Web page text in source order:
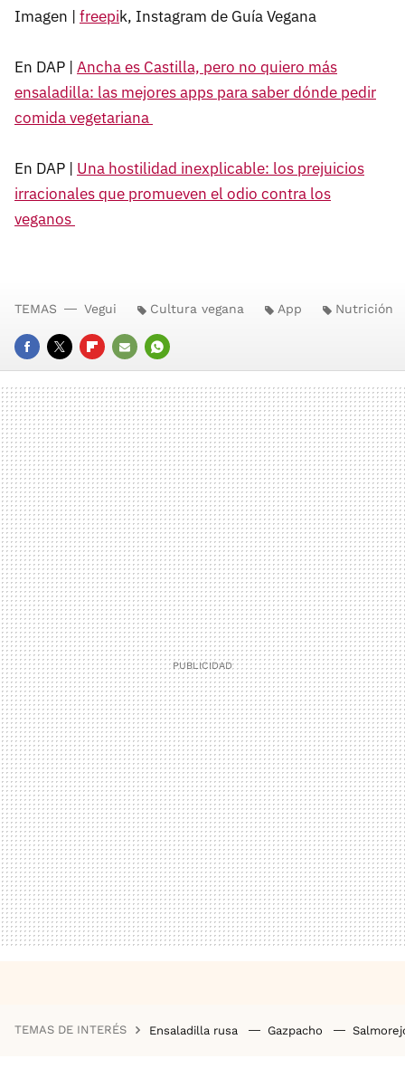
Imagen | freepik, Instagram de Guía Vegana
En DAP | Ancha es Castilla, pero no quiero más
ensaladilla: las mejores apps para saber dónde pedir
comida vegetariana
En DAP | Una hostilidad inexplicable: los prejuicios
irracionales que promueven el odio contra los
veganos
FACEBOOK
TWITTERFLIPBOARD
E-
MAIL
WHATSAPP
TEMAS Vegui Cultura vegana App Nutrición
TEMAS DE INTERÉS Ensaladilla rusa Gazpacho